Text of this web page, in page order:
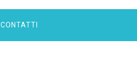
CONTATTI